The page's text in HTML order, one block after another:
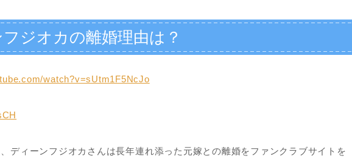
ジオカの離婚理由は？
watch?v=sUtm1F5NcJo
ディーンフジオカさんは長年連れ添った元嫁との離婚をファンクラブサイトを